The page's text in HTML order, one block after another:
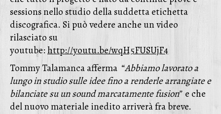
sessions nello studio della suddetta etichetta
discografica. Si può vedere anche un video
rilasciato su
youtube:http://youtu.be/wqH5FUSUjF4
Tommy Talamanca afferma “Abbiamo lavorato a
lungo in studio sulle idee fino a renderle arrangiate e
bilanciate su un sound marcatamente fusion” e che
del nuovo materiale inedito arriverà fra breve.